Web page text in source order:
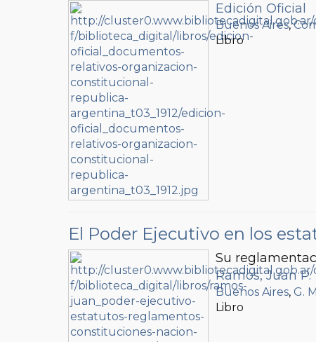
Edición Oficial
Buenos Aires,
Libro
El Poder Ejecutivo en los
Su
Ramos, Juan P.
Buenos Aires, G.
Libro